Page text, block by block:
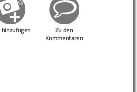
hinzufügen
Zu den
Kommentaren